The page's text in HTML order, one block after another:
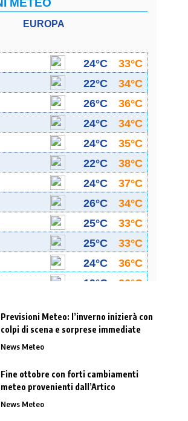
Previsioni Meteo: l’inverno inizierà con
colpi di scena e sorprese immediate
News Meteo
Fine ottobre con forti cambiamenti
meteo provenienti dall’Artico
News Meteo